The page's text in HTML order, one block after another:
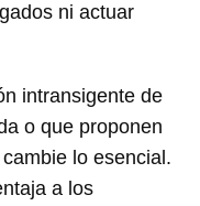
ni actuar
intransigente de
o que proponen
lo esencial.
a los